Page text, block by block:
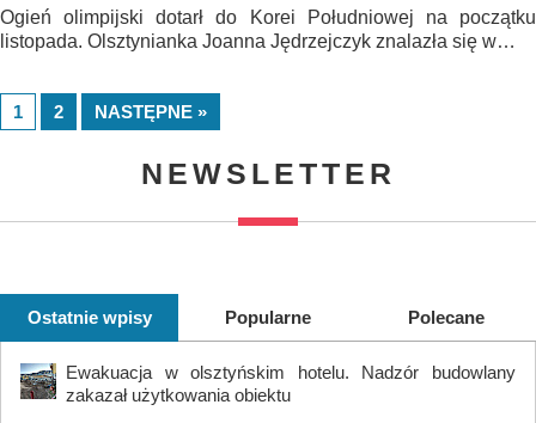
Ogień olimpijski dotarł do Korei Południowej na początku
listopada. Olsztynianka Joanna Jędrzejczyk znalazła się w…
1 2 NASTĘPNE »
NEWSLETTER
Ostatnie wpisy Popularne Polecane
Ewakuacja w olsztyńskim hotelu. Nadzór budowlany
zakazał użytkowania obiektu